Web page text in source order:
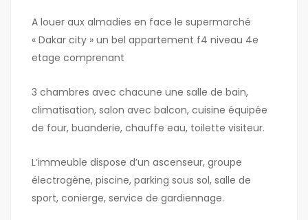
A louer aux almadies en face le supermarché
« Dakar city » un bel appartement f4 niveau 4e
etage comprenant
3 chambres avec chacune une salle de bain,
climatisation, salon avec balcon, cuisine équipée
de four, buanderie, chauffe eau, toilette visiteur.
L’immeuble dispose d’un ascenseur, groupe
électrogène, piscine, parking sous sol, salle de
sport, conierge, service de gardiennage.